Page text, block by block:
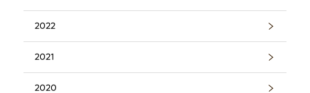
2022
2021
2020